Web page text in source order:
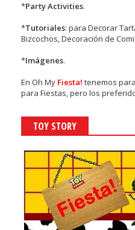
*Party Activities.
*Tutoriales: para Decorar
Bizcochos, Decoración de
*Imágenes.
EnOh My Fiesta! tenemos
para Fiestas, pero los
TOY STORY